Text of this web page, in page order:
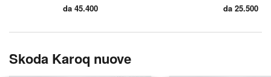
da 45.400
da 25.500
Skoda Karoq nuove